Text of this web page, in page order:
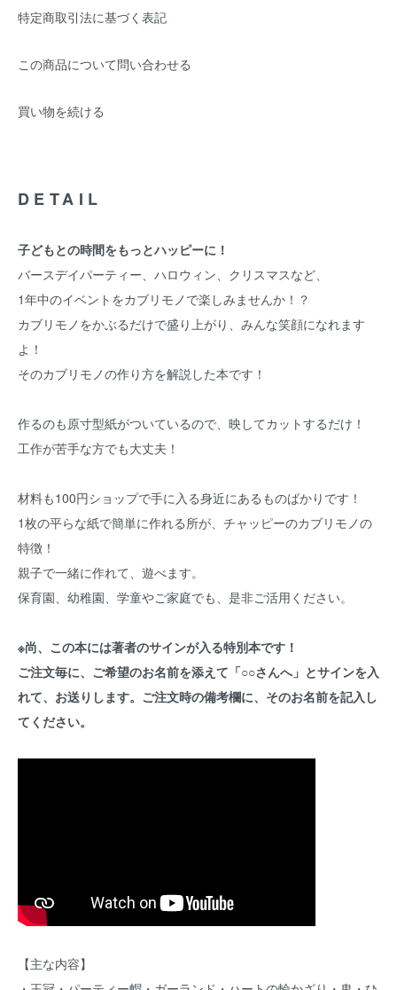
特定商取引法に基づく表記
この商品について問い合わせる
買い物を続ける
DETAIL
子どもとの時間をもっとハッピーに！
バースデイパーティー、ハロウィン、クリスマスなど、
1年中のイベントをカブリモノで楽しみませんか！？
カブリモノをかぶるだけで盛り上がり、みんな笑顔になれます
よ！
そのカブリモノの作り方を解説した本です！
作るのも原寸型紙がついているので、映してカットするだけ！
工作が苦手な方でも大丈夫！
材料も100円ショップで手に入る身近にあるものばかりです！
1枚の平らな紙で簡単に作れる所が、チャッピーのカブリモノの
特徴！
親子で一緒に作れて、遊べます。
保育園、幼稚園、学童やご家庭でも、是非ご活用ください。
※尚、この本には著者のサインが入る特別本です！
ご注文毎に、ご希望のお名前を添えて「○○さんへ」とサインを入
れて、お送りします。ご注文時の備考欄に、そのお名前を記入し
てください。
【主な内容】